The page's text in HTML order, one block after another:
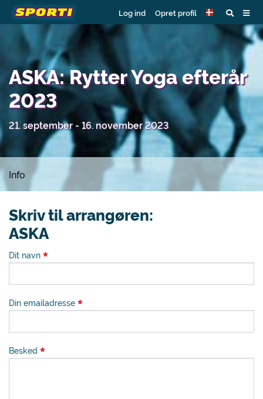
Log ind Opret profil
ASKA: Rytter Yoga efterår
2023
21. september - 16. november 2023
Info
Skriv til arrangøren:
ASKA
Dit navn
Din emailadresse
Besked